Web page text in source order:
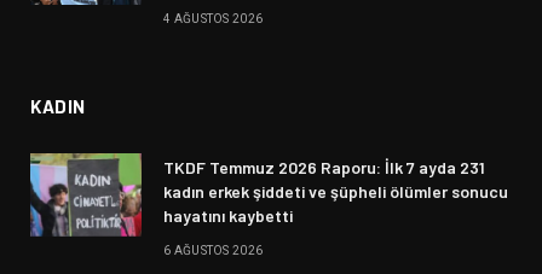
4 AĞUSTOS 2026
KADIN
TKDF Temmuz 2026 Raporu: İlk 7 ayda 231
kadın erkek şiddeti ve şüpheli ölümler sonucu
hayatını kaybetti
6 AĞUSTOS 2026